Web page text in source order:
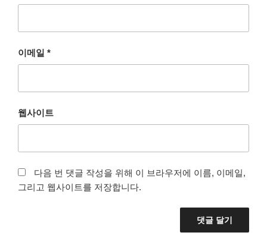
이메일 *
웹사이트
다음 번 댓글 작성을 위해 이 브라우저에 이름, 이메일,
그리고 웹사이트를 저장합니다.